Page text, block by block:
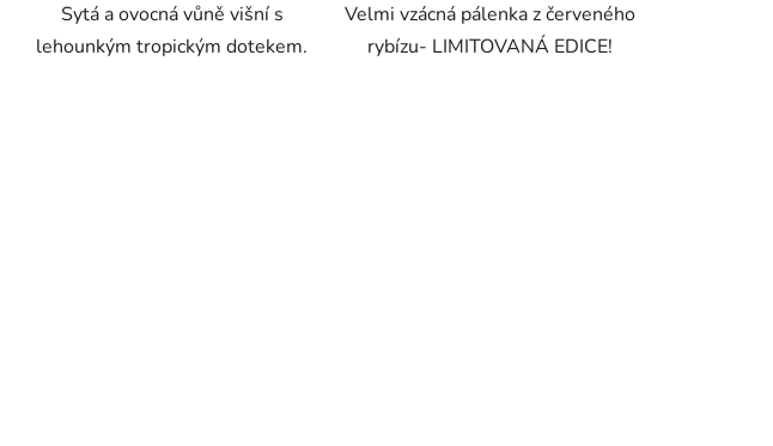
Sytá a ovocná vůně višní s
lehounkým tropickým dotekem.
Velmi vzácná pálenka z červeného
rybízu- LIMITOVANÁ EDICE!